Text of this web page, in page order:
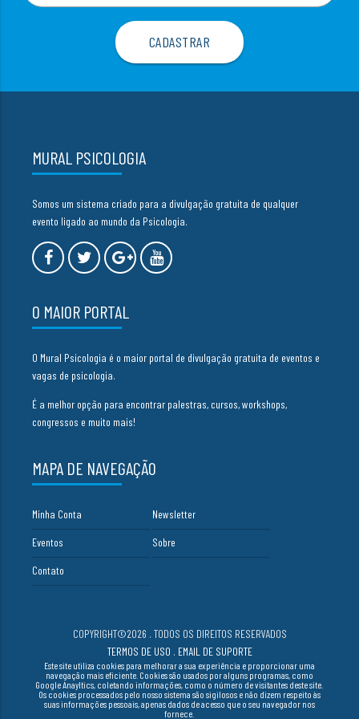
MURAL PSICOLOGIA
Somos um sistema criado para a divulgação gratuita de qualquer
evento ligado ao mundo da Psicologia.
O MAIOR PORTAL
O Mural Psicologia é o maior portal de divulgação gratuita de eventos e
vagas de psicologia.
É a melhor opção para encontrar palestras, cursos, workshops,
congressos e muito mais!
MAPA DE NAVEGAÇÃO
Minha Conta Newsletter
Eventos Sobre
Contato
COPYRIGHT©2026 . TODOS OS DIREITOS RESERVADOS
TERMOS DE USO . EMAIL DE SUPORTE
Este site utiliza cookies para melhorar a sua experiência e proporcionar uma
navegação mais eficiente. Cookies são usados por alguns programas, como
Google Anayltics, coletando informações, como o número de visitantes deste site.
Os cookies processados pelo nosso sistema são sigilosos e não dizem respeito às
suas informações pessoais, apenas dados de acesso que o seu navegador nos
fornece.